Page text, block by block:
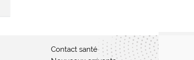
Contact santé